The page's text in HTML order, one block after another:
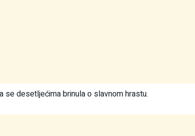
se desetljećima brinula o slavnom hrastu.